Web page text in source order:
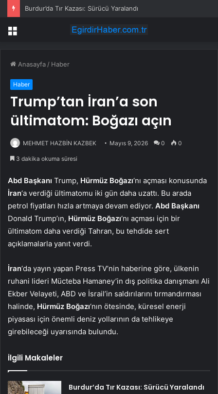
Burdur’da Tır Kazası: Sürücü Yaralandı
Menü
Anasayfa / Haber
Haber
Trump’tan İran’a son
ültimatom: Boğazı açın
MEHMET HAZBİN KAZBEK Mayıs 9, 2026 0 0
3 dakika okuma süresi
Abd Başkanı Trump, Hürmüz Boğazı‘nı açması konusunda
İran‘a verdiği ültimatomu iki gün daha uzattı. Bu arada
petrol fiyatları hızla artmaya devam ediyor. Abd Başkanı
Donald Trump’ın, Hürmüz Boğazı‘nı açması için bir
ültimatom daha verdiği Tahran, bu tehdide sert
açıklamalarla yanıt verdi.
İran‘da yayın yapan Press TV’nin haberine göre, ülkenin
ruhani lideri Mücteba Hamaney’in dış politika danışmanı Ali
Ekber Velayeti, ABD ve İsrail’in saldırılarını tırmandırması
halinde, Hürmüz Boğazı‘nın ötesinde, küresel enerji
piyasası için önemli deniz yollarının da tehlikeye
girebileceği uyarısında bulundu.
İlgili Makaleler
Burdur’da Tır Kazası: Sürücü Yaralandı